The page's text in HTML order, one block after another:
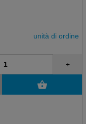
unità di ordine
+